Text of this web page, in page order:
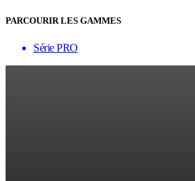
PARCOURIR LES GAMMES
Série PRO